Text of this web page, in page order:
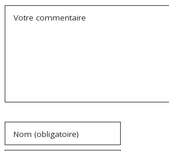
Votre commentaire
Nom (obligatoire)